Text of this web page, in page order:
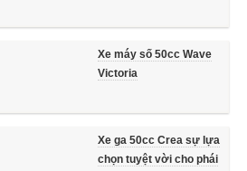
Xe máy số 50cc Wave
Victoria
Xe ga 50cc Crea sự lựa
chọn tuyệt vời cho phái